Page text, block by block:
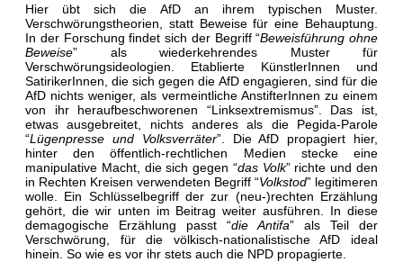
Hier übt sich die AfD an ihrem typischen Muster.
Verschwörungstheorien, statt Beweise für eine Behauptung.
In der Forschung findet sich der Begriff “Beweisführung ohne
Beweise” als wiederkehrendes Muster für
Verschwörungsideologien. Etablierte KünstlerInnen und
SatirikerInnen, die sich gegen die AfD engagieren, sind für die
AfD nichts weniger, als vermeintliche AnstifterInnen zu einem
von ihr heraufbeschworenen “Linksextremismus”. Das ist,
etwas ausgebreitet, nichts anderes als die Pegida-Parole
“Lügenpresse und Volksverräter”. Die AfD propagiert hier,
hinter den öffentlich-rechtlichen Medien stecke eine
manipulative Macht, die sich gegen “das Volk” richte und den
in Rechten Kreisen verwendeten Begriff “Volkstod” legitimeren
wolle. Ein Schlüsselbegriff der zur (neu-)rechten Erzählung
gehört, die wir unten im Beitrag weiter ausführen. In diese
demagogische Erzählung passt “die Antifa” als Teil der
Verschwörung, für die völkisch-nationalistische AfD ideal
hinein. So wie es vor ihr stets auch die NPD propagierte.